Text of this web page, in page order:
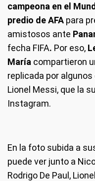
campeona en el
predio de AFA para
amistosos ante
fecha FIFA. Por eso,
María compartieron
replicada por
Lionel Messi, que la
Instagram.
En la foto subida a
puede ver junto a
Rodrigo De Paul,